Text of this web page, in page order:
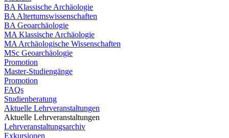
BA Klassische Archäologie
BA Altertumswissenschaften
BA Geoarchäologie
MA Klassische Archäologie
MA Archäologische Wissenschaften
MSc Geoarchäologie
Promotion
Master-Studiengänge
Promotion
FAQs
Studienberatung
Aktuelle Lehrveranstaltungen
Aktuelle Lehrveranstaltungen
Lehrveranstaltungsarchiv
Exkursionen